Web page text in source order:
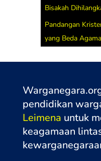
INTERVIEWER:
Alhamdulillah.
dengan Islam, ini
menarik bagi kami
ALWI SHIHAB:
Bisakah
Pandangan
yang Beda Agama
pendidikan
Leimena untuk
keagamaan
kewarganegaraa